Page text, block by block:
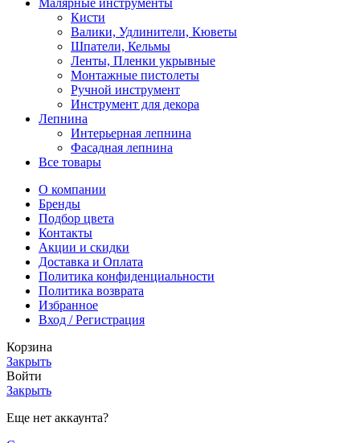
Малярные инструменты
Кисти
Валики, Удлинители, Кюветы
Шпатели, Кельмы
Ленты, Пленки укрывные
Монтажные пистолеты
Ручной инструмент
Инструмент для декора
Лепнина
Интерьерная лепнина
Фасадная лепнина
Все товары
О компании
Бренды
Подбор цвета
Контакты
Акции и скидки
Доставка и Оплата
Политика конфиденциальности
Политика возврата
Избранное
Вход / Регистрация
Корзина
Закрыть
Войти
Закрыть
Еще нет аккаунта?